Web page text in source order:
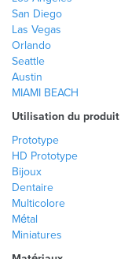
San Diego
Las Vegas
Orlando
Seattle
Austin
MIAMI BEACH
Utilisation du produit
Prototype
HD Prototype
Bijoux
Dentaire
Multicolore
Métal
Miniatures